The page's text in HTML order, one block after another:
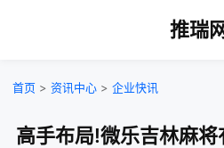
推瑞
首页 > 资讯中心 > 企业快讯
高手布局!微乐吉林麻